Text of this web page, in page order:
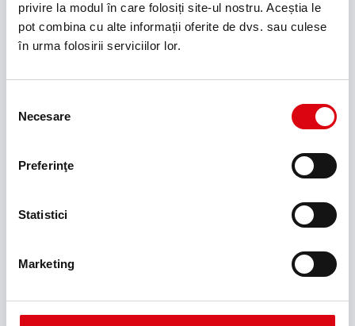
privire la modul în care folosiți site-ul nostru. Aceștia le
pot combina cu alte informații oferite de dvs. sau culese
în urma folosirii serviciilor lor.
consimțământului
Necesare
Preferinţe
Statistici
Marketing
Tip bornă
Lungime max. (mm)
175
175